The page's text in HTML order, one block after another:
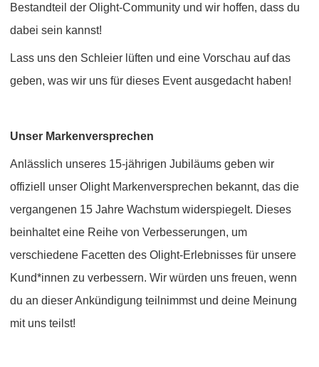
Bestandteil der Olight-Community und wir hoffen, dass du
dabei sein kannst!
Lass uns den Schleier lüften und eine Vorschau auf das
geben, was wir uns für dieses Event ausgedacht haben!
Unser Markenversprechen
Anlässlich unseres 15-jährigen Jubiläums geben wir
offiziell unser Olight Markenversprechen bekannt, das die
vergangenen 15 Jahre Wachstum widerspiegelt. Dieses
beinhaltet eine Reihe von Verbesserungen, um
verschiedene Facetten des Olight-Erlebnisses für unsere
Kund*innen zu verbessern. Wir würden uns freuen, wenn
du an dieser Ankündigung teilnimmst und deine Meinung
mit uns teilst!